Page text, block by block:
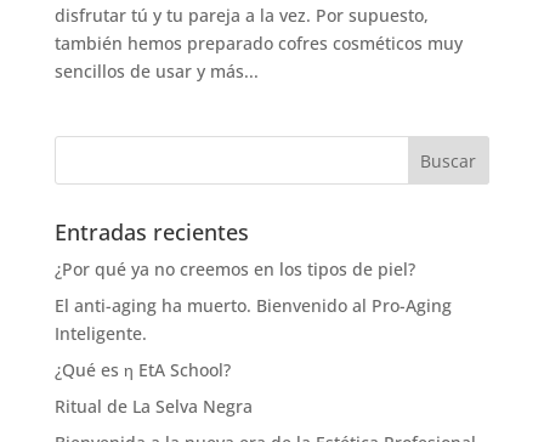
disfrutar tú y tu pareja a la vez. Por supuesto,
también hemos preparado cofres cosméticos muy
sencillos de usar y más...
Entradas recientes
¿Por qué ya no creemos en los tipos de piel?
El anti-aging ha muerto. Bienvenido al Pro-Aging
Inteligente.
¿Qué es η EtA School?
Ritual de La Selva Negra